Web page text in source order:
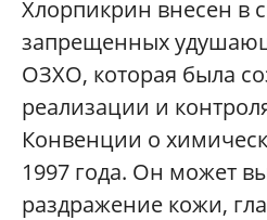
Хлорпикрин внесен в
запрещенных
ОЗХО, которая была
реализации и
Конвенции о
1997 года. Он может
раздражение кожи,